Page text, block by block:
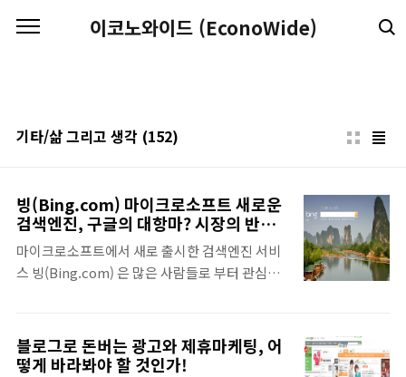
이코노와이드 (EconoWide)
기타/삶 그리고 생각 (152)
빙(Bing.com) 마이크로소프트 새로운
검색엔진, 구글의 대항마? 시장의 반응
은?
마이크로소프트에서 새로 출시한 검색엔진 서비
스 빙(Bing.com) 은 많은 사람들로 부터 관심을
써, 검색엔진 시장을 넘어서 온라인 비지니스 사
업에 새로운 발판으로 삼고 있음이 여러곳에서 포
블로그로 돈버는 광고와 제휴마케팅, 어
떻게 바라봐야 할 것인가!